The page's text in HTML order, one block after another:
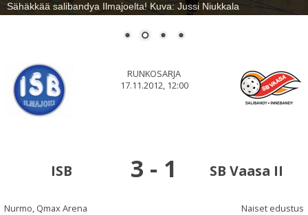
Sähäkkää salibandya Ilmajoelta! Kuva: Jussi Niukkala
RUNKOSARJA
17.11.2012, 12:00
ISB 3 - 1 SB Vaasa II
Nurmo, Qmax Arena Naiset edustus